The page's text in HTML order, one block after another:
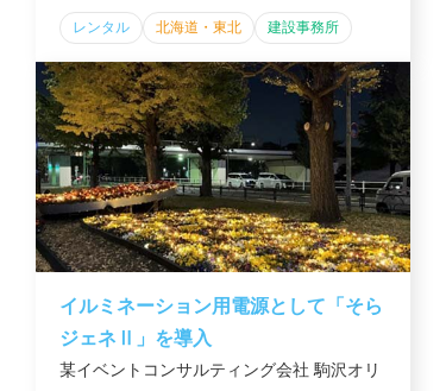
レンタル 北海道・東北 建設事務所
イルミネーション用電源として「そら
ジェネⅡ」を導入
某イベントコンサルティング会社 駒沢オリ